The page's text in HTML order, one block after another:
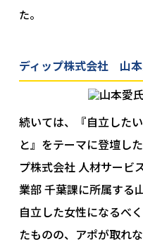
た。
ディップ株式会社 山
続いては、『自立した
と』をテーマに登壇し
プ株式会社 人材サービ
業部 千葉課に所属する
自立した女性になるべ
たものの、アポが取れ